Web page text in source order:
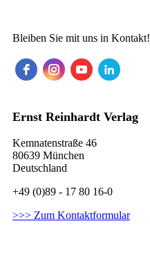
Bleiben Sie mit uns in Kontakt!
Ernst Reinhardt Verlag
Kemnatenstraße 46
80639 München
Deutschland
+49 (0)89 - 17 80 16-0
>>> Zum Kontaktformular